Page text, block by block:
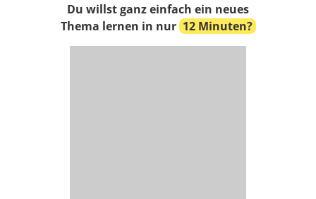
Du willst ganz einfach ein neues
Thema lernen in nur 12 Minuten?